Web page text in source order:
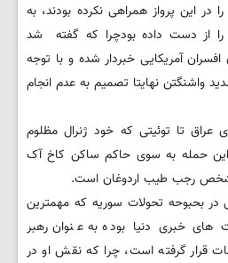
در این پرواز همراهی نکرده بودند، به
را از دست داده بودچرا که گفته شد
آمریکایی خبردار شده و با توجه
واشنگتن نهایتا تصمیم به عدم انجام
عراق تا توئیتی که خود ژنرال مظلوم
این حمله به سوی حاکم ساکن کاخ آک
شخص رجب طیب اردوغان است.
در بحبوحه تحولات سوریه که مهمترین
های خبری دنیا بوده به عنوان رهبر
قرار گرفته است، چرا که نقش او در